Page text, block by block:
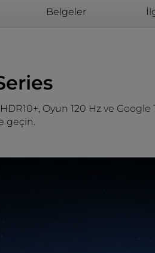
Belgeler
Oyun 120 Hz ve
geçin.